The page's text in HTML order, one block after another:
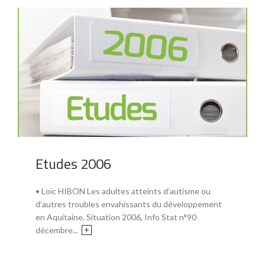
Etudes 2006
• Loïc HIBON Les adultes atteints d’autisme ou
d’autres troubles envahissants du développement
en Aquitaine, Situation 2006, Info Stat n°90
décembre...